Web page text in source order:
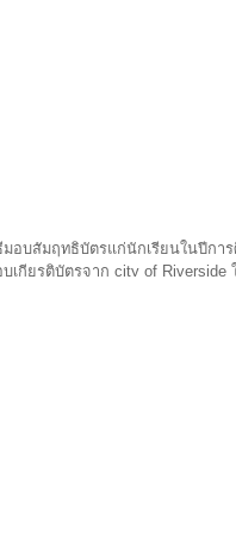
บสัมฤทธิบัตรแก่นักเรียนในปีกา
เกียรติบัตรจาก city of